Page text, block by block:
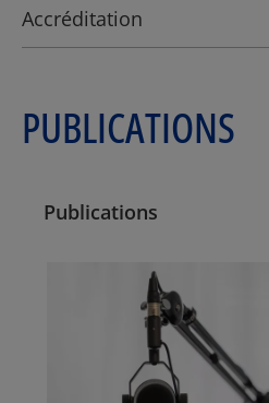
Accréditation
PUBLICATIONS
Publications